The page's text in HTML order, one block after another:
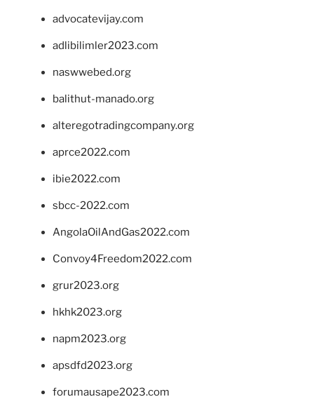
advocatevijay.com
adlibilimler2023.com
naswwebed.org
balithut-manado.org
alteregotradingcompany.org
aprce2022.com
ibie2022.com
sbcc-2022.com
AngolaOilAndGas2022.com
Convoy4Freedom2022.com
grur2023.org
hkhk2023.org
napm2023.org
apsdfd2023.org
forumausape2023.com